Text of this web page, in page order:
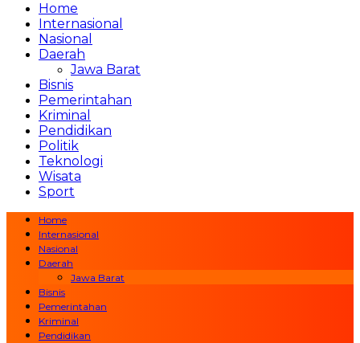
Home
Internasional
Nasional
Daerah
Jawa Barat
Bisnis
Pemerintahan
Kriminal
Pendidikan
Politik
Teknologi
Wisata
Sport
Home
Internasional
Nasional
Daerah
Jawa Barat
Bisnis
Pemerintahan
Kriminal
Pendidikan